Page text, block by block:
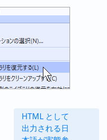
HTML として
出力される日